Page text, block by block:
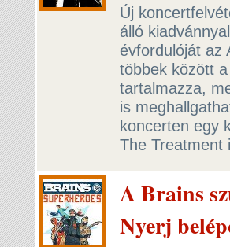
Új
álló
évfordulóját az
többek között
tartalmazza,
is
koncerten egy
The
A Brains
Nyerj